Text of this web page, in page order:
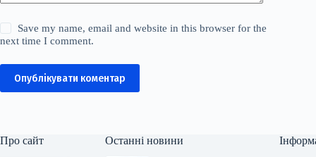
Save my name, email and website in this browser for the
next time I comment.
Опублікувати коментар
Про сайт Останні новини